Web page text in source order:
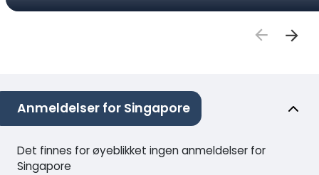
Anmeldelser for Singapore
Det finnes for øyeblikket ingen anmeldelser for
Singapore